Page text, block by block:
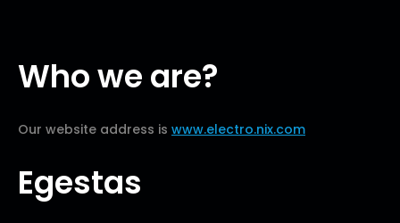
Who we are?
Our website address is www.electro.nix.com
Egestas